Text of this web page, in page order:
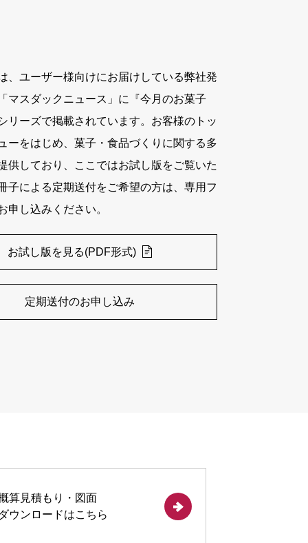
、ユーザー様向けにお届けしている弊社発
マスダックニュース」に『今月のお菓子
リーズで掲載されています。お客様のトッ
ーをはじめ、菓子・食品づくりに関する多
供しており、ここではお試し版をご覧いた
子による定期送付をご希望の方は、専用フ
申し込みください。
お試し版を見る(PDF形式)
定期送付のお申し込み
算見積もり・図面
ウンロードはこちら